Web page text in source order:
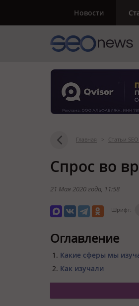
Новости
Главная > Статьи
Спрос во
21 Мая 2020 года , 11:58
Шрифт:
Оглавление
Какие сферы мы
Как изучали